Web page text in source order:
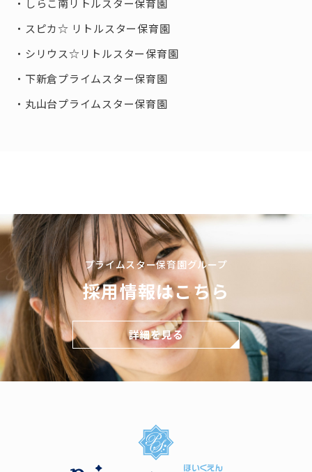
しらこ南リトルスター保育園
スピカ☆ リトルスター保育園
シリウス☆リトルスター保育園
下新倉プライムスター保育園
丸山台プライムスター保育園
プライムスター保育園グループ
採用情報はこちら
詳細を見る